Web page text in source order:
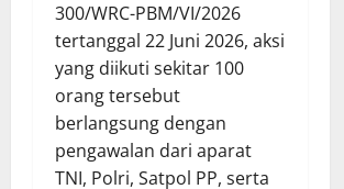
300/WRC-PBM/VI/2026
tertanggal 22 Juni 2026, aksi
yang diikuti sekitar 100
orang tersebut
berlangsung dengan
pengawalan dari aparat
TNI, Polri, Satpol PP, serta